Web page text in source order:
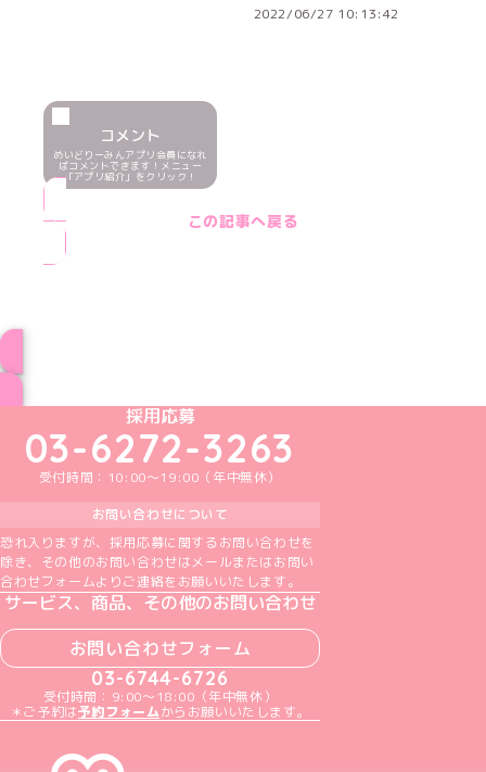
2022/06/27 10:13:42
コメント
めいどりーみんアプリ会員になれ
ばコメントできます！メニュー
「アプリ紹介」をクリック！
この記事へ戻る
めいどりーみんTikTok公式アカウント
めいどりーみんX公式アカウント
めいどりーみんInstagram公式アカウント
めいどりーみんFacebook公式アカウン
めいどりーみんYouTube公式アカ
採用応募
03-6272-3263
受付時間：10:00～19:00（年中無休）
お問い合わせについて
恐れ入りますが、採用応募に関するお問い合わせを
除き、その他のお問い合わせはメールまたはお問い
合わせフォームよりご連絡をお願いいたします。
サービス、商品、その他のお問い合わせ
お問い合わせフォーム
03-6744-6726
受付時間：9:00～18:00（年中無休）
＊ご予約は予約フォームからお願いいたします。